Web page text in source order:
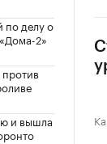
по делу о
2»
и вышла